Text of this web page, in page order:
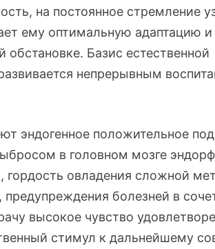
на постоянное стремление
ему оптимальную адаптацию
Базис естественной
непрерывным
эндогенное положительное
в головном мозге
гордость овладения сложной
предупреждения болезней в
высокое чувство
стимул к дальнейшему